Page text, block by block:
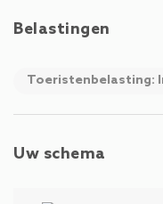
Belastingen
Toeristenbelasting:
Uw schema